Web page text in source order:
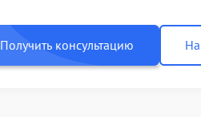
Получить консультацию